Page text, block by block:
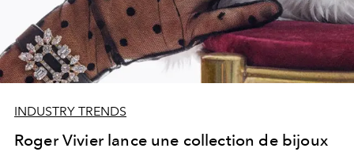
INDUSTRY TRENDS
Roger Vivier lance une collection de bijoux